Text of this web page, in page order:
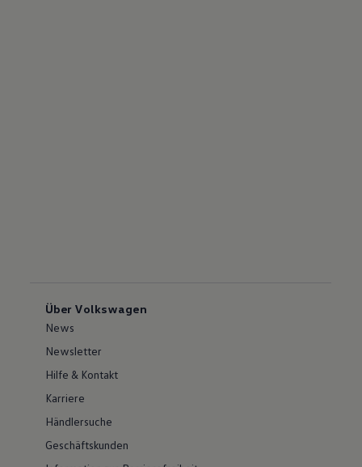
Über Volkswagen
News
Newsletter
Hilfe & Kontakt
Karriere
Händlersuche
Geschäftskunden